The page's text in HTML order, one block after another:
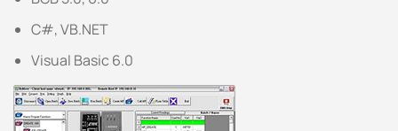
C#, VB.NET
Visual Basic 6.0